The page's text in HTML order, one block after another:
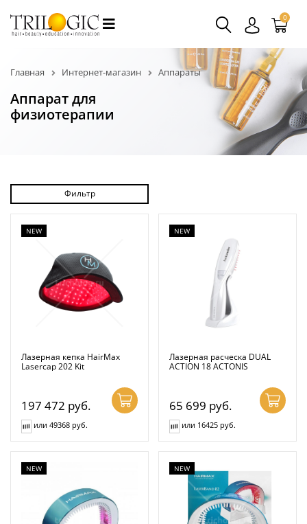
0
Главная Интернет-магазин Аппараты
Аппарат для
физиотерапии
Фильтр
NEW
Лазерная кепка HairMax
Lasercap 202 Kit
197 472 руб.
или 49368 руб.
NEW
Лазерная расческа DUAL
ACTION 18 ACTONIS
65 699 руб.
или 16425 руб.
NEW NEW